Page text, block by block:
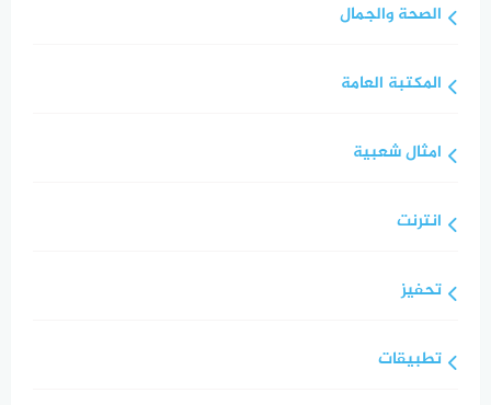
الصحة والجمال
المكتبة العامة
امثال شعبية
انترنت
تحفيز
تطبيقات